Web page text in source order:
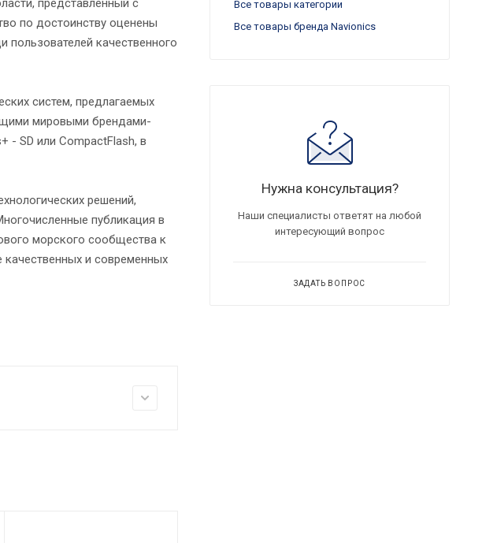
представленный с
по достоинству оценены
качественного
систем, предлагаемых
мировыми брендами-
- SD или CompactFlash, в
решений,
публикация в
морского сообщества к
и современных
Все товары категории
Все товары бренда Navionics
Нужна консультация?
Наши специалисты ответят на любой
интересующий вопрос
ЗАДАТЬ ВОПРОС